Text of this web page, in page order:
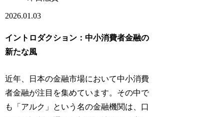
2026.01.03
イントロダクション：中小消費者金融の
新たな風
近年、日本の金融市場において中小消費
者金融が注目を集めています。その中で
も「アルク」という名の金融機関は、口